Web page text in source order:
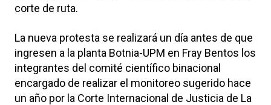
corte de ruta.
La nueva protesta se realizará un día antes de que
ingresen a la planta Botnia-UPM en Fray Bentos los
integrantes del comité científico binacional
encargado de realizar el monitoreo sugerido hace
un año por la Corte Internacional de Justicia de La